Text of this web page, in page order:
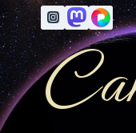
Zum
Inhalt
springen